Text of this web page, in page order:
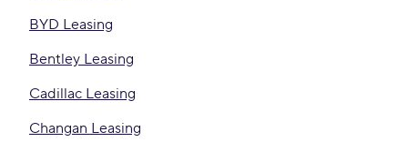
BYD Leasing
Bentley Leasing
Cadillac Leasing
Changan Leasing